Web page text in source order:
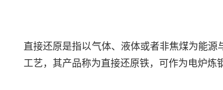
直接还原是指以气体、液体或者非焦煤为能
工艺，其产品称为直接还原铁，可作为电炉炼